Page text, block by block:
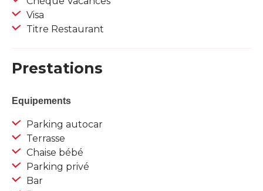
Visa
Titre Restaurant
Prestations
Equipements
Parking autocar
Terrasse
Chaise bébé
Parking privé
Bar